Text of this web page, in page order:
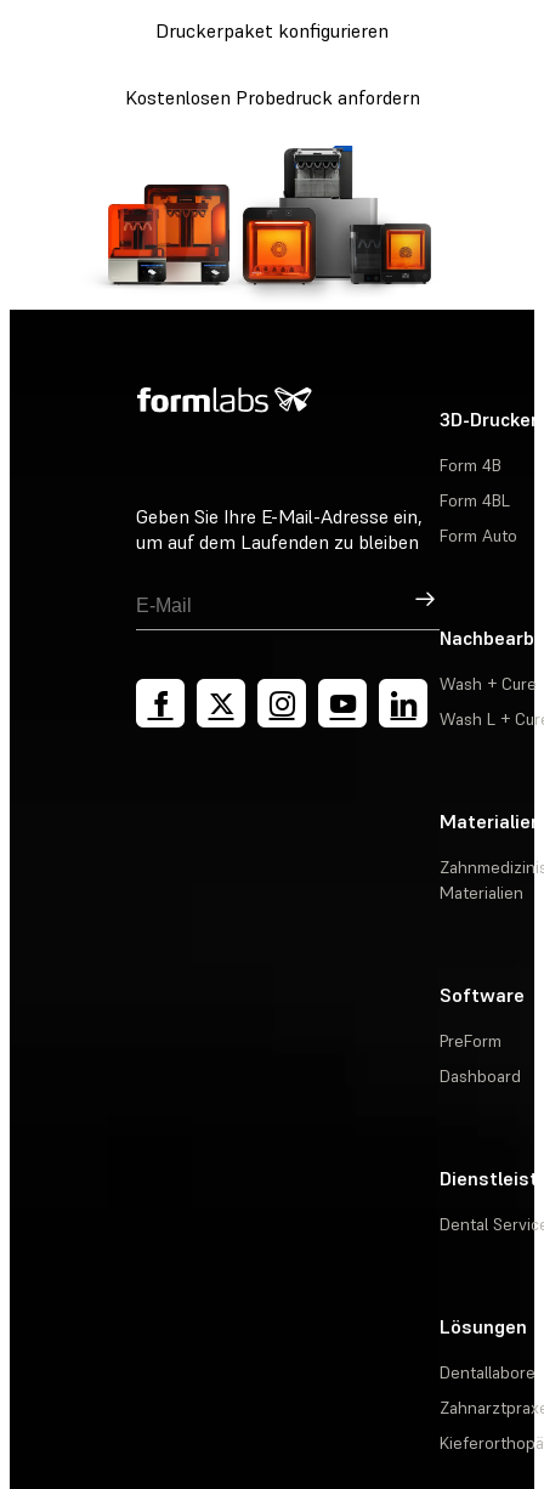
Druckerpaket konfigurieren
Kostenlosen Probedruck anfordern
Geben Sie Ihre E-Mail-Adresse ein,
um auf dem Laufenden zu bleiben
Registrieren
3D-Drucker
Form 4B
Form 4BL
Form Auto
Wash + Cure
Wash L +
Materialien
Materialien
Software
PreForm
Dashboard
Dental
Lösungen
Dentallabore